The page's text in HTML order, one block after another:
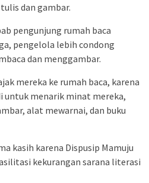
dan gambar.
pengunjung rumah baca
pengelola lebih condong
dan menggambar.
mereka ke rumah baca, karena
untuk menarik minat mereka,
alat mewarnai, dan buku
kasih karena Dispusip Mamuju
kekurangan sarana literasi